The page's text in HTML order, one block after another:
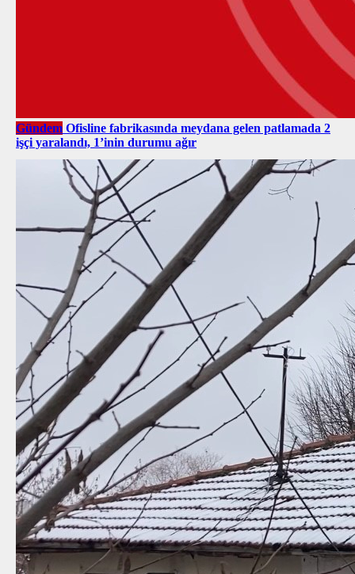
Gündem Ofisline fabrikasında meydana gelen patlamada 2
işçi yaralandı, 1’inin durumu ağır